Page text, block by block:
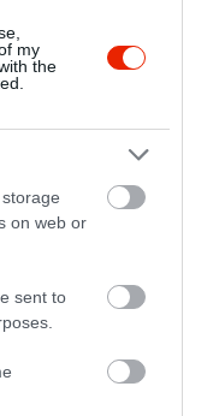
my
the
on web or
sent to